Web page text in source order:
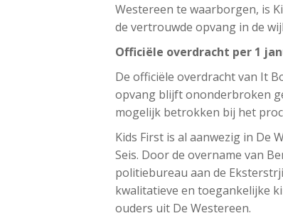
Westereen te waarborgen, is
de vertrouwde opvang in de
Officiële overdracht per 1
De officiële overdracht van It
opvang blijft ononderbroken
mogelijk betrokken bij het
Kids First is al aanwezig in De
Seis. Door de overname van
politiebureau aan de
kwalitatieve en toegankelijke
ouders uit De Westereen.